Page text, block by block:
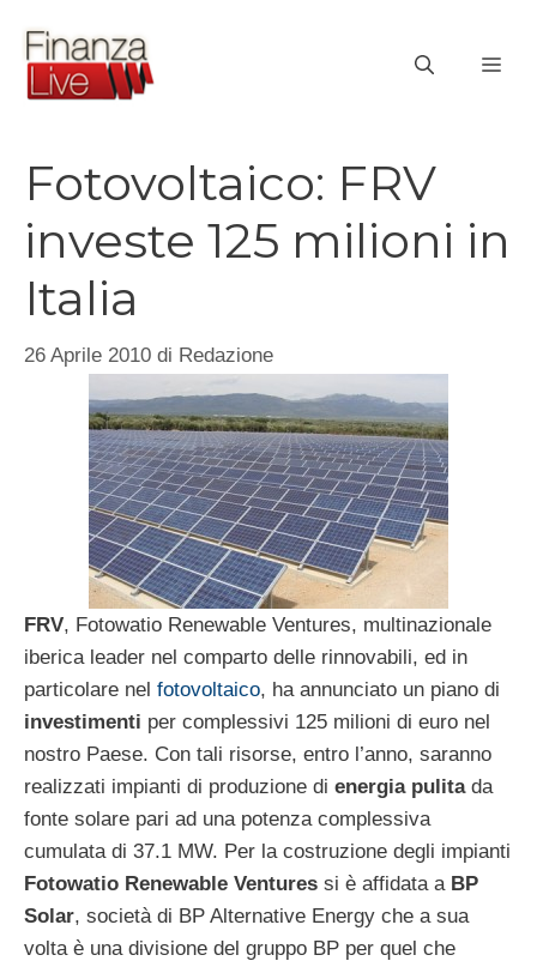
contenuto
Fotovoltaico: FRV
investe 125 milioni in
Italia
26 Aprile 2010 di Redazione
FRV, Fotowatio Renewable Ventures, multinazionale
iberica leader nel comparto delle rinnovabili, ed in
particolare nel fotovoltaico, ha annunciato un piano di
investimenti per complessivi 125 milioni di euro nel
nostro Paese. Con tali risorse, entro l’anno, saranno
realizzati impianti di produzione di energia pulitada
fonte solare pari ad una potenza complessiva
cumulata di 37.1 MW. Per la costruzione degli impianti
Fotowatio Renewable Ventures si è affidata a BP
Solar, società di BP Alternative Energy che a sua
volta è una divisione del gruppo BP per quel che